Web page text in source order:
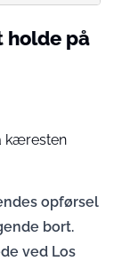
holde på
opførsel
bort.
ved Los